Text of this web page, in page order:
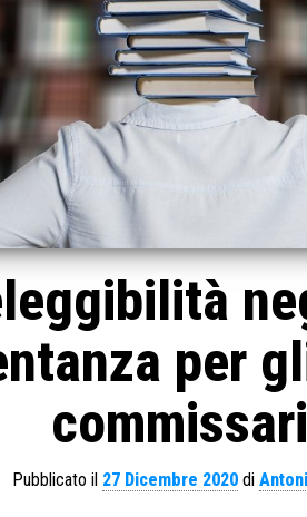
per
Pubblicato il 27 Dicembre 2020 di